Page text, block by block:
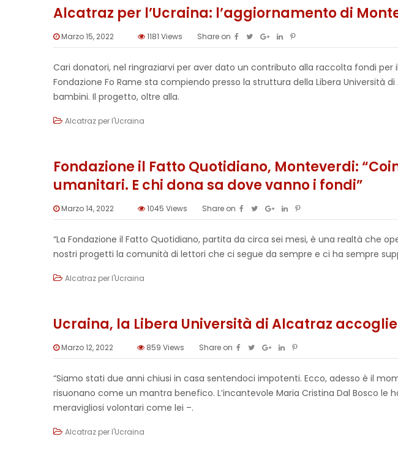
Alcatraz per l’Ucraina: l’aggiornamento di
Marzo 15, 2022 1181 Views Share on
Cari donatori, nel ringraziarvi per aver dato un contributo alla raccolta fondi
Fondazione Fo Rame sta compiendo presso la struttura della Libera Università
bambini. Il progetto, oltre alla.
Alcatraz per l'Ucraina
Fondazione il Fatto Quotidiano, Monteverdi:
umanitari. E chi dona sa dove vanno i fondi”
Marzo 14, 2022 1045 Views Share on
“La Fondazione il Fatto Quotidiano, partita da circa sei mesi, è una realtà che
nostri progetti la comunità di lettori che ci segue da sempre e ci ha sempre
Alcatraz per l'Ucraina
Ucraina, la Libera Università di Alcatraz
Marzo 12, 2022 859 Views Share on
“Siamo stati due anni chiusi in casa sentendoci impotenti. Ecco, adesso è il
risuonano come un mantra benefico. L’incantevole Maria Cristina Dal Bosco
meravigliosi volontari come lei –.
Alcatraz per l'Ucraina